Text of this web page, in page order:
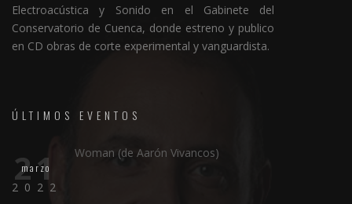
Electroacústica y Sonido en el Gabinete del
Conservatorio de Cuenca, donde estreno y publico
en CD obras de corte experimental y vanguardista.
ÚLTIMOS EVENTOS
21
marzo
2022
Woman (de Aarón Vivancos)